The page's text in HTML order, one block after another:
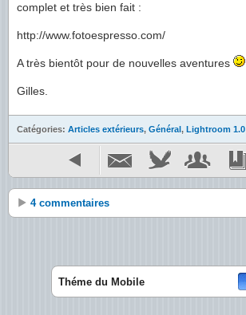
complet et très bien fait :
http://www.fotoespresso.com/
A très bientôt pour de nouvelles aventures
Gilles.
Catégories: Articles extérieurs, Général, Lightroom 1.0
4 commentaires
Théme du Mobile